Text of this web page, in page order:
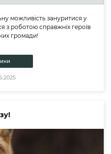
можливість зануритися у
з роботою справжніх героїв
громади!